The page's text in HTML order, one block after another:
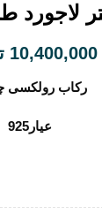
لاجورد
10,400,000
رکاب رولکسی
عیار925